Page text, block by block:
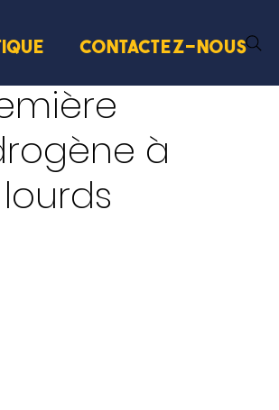
Contactez-nous
à